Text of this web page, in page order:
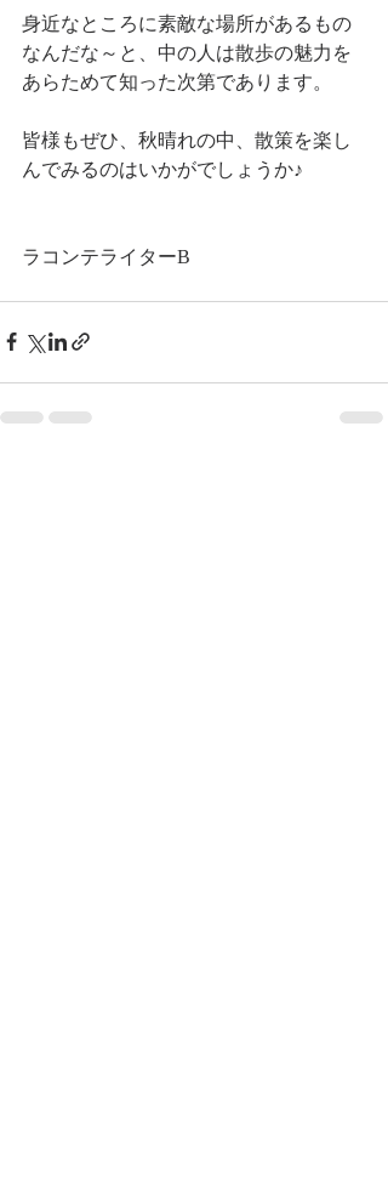
身近なところに素敵な場所があるもの
なんだな～と、中の人は散歩の魅力を
あらためて知った次第であります。
皆様もぜひ、秋晴れの中、散策を楽し
んでみるのはいかがでしょうか♪
ラコンテライターB